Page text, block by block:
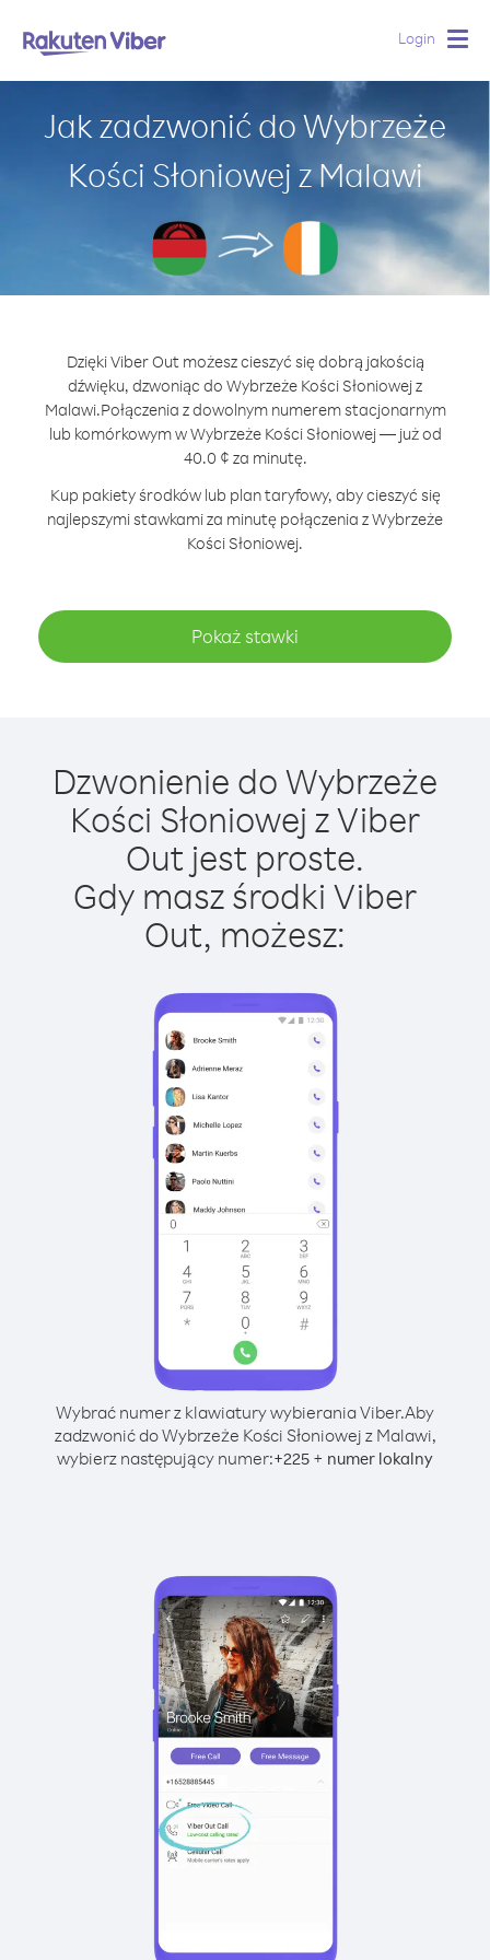
Login
Jak zadzwonić do Wybrzeże
Kości Słoniowej z Malawi
Dzięki Viber Out możesz cieszyć się dobrą jakością
dźwięku, dzwoniąc do Wybrzeże Kości Słoniowej z
Malawi.Połączenia z dowolnym numerem stacjonarnym
lub komórkowym w Wybrzeże Kości Słoniowej — już od
40.0 ¢ za minutę.
Kup pakiety środków lub plan taryfowy, aby cieszyć się
najlepszymi stawkami za minutę połączenia z Wybrzeże
Kości Słoniowej.
Pokaż stawki
Dzwonienie do Wybrzeże
Kości Słoniowej z Viber
Out jest proste.
Gdy masz środki Viber
Out, możesz:
Wybrać numer z klawiatury wybierania Viber.Aby
zadzwonić do Wybrzeże Kości Słoniowej z Malawi,
wybierz następujący numer:+225 + numer lokalny